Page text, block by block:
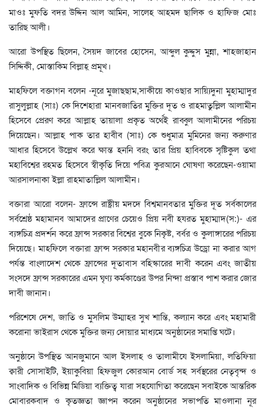
মাওঃ মুফতি বদর উদ্দিন আল আমিন, সালেহ আহমদ ছালিক ও হাফিজ মোঃ
তারিছ আলী।
আরো উপস্থিত ছিলেন, সৈয়দ জাবের হোসেন, আব্দুল কুদ্দুস মুন্না, শাহজাহান
সিদ্দিকী, মোস্তাকিম বিল্লাহ্ প্রমূখ।
মাহফিলে বক্তাগন বলেন -নূরে মুজাছছাম,সাকীয়ে কাওছার সায়্যিদুনা মুহাম্মাদুর
রাসুলুল্লাহ (সাঃ) কে দিশেহারা মানবজাতির মুক্তির দূত ও রাহমাতুল্লিল আলামীন
হিসেবে প্রেরণ করে আল্লাহ তায়ালা প্রকৃত অর্থেই রাব্বুল আলামীনের পরিচয়
দিয়েছেন। আল্লাহ পাক তার হাবীব (সাঃ) কে শুধুমাত্র মুমিনের জন্য করুণার
আধার হিসেবে উল্লেখ করে ক্ষান্ত হননি বরং তার প্রিয় হাবিবকে সৃষ্টিকুল তথা
মহাবিশ্বের রহমত হিসেবে স্বীকৃতি দিয়ে পবিত্র কুরআনে ঘোষণা করেছেন-ওয়ামা
আরসালনাকা ইল্লা রাহমাতাল্লিল আলামীন।
বক্তারা আরো বলেন- ফ্রান্সে রাষ্ট্রীয় মদদে বিশ্বমানবতার মুক্তির দূত সর্বকালের
সর্বশ্রেষ্ঠ মহামানব আমাদের প্রাণের চেয়েও প্রিয় নবী হযরত মুহাম্মাদ(স:)- এর
ব্যঙ্গচিত্র প্রদর্শন করে ফ্রান্স সরকার বিশ্বের বুকে নিকৃষ্ট, বর্বর ও কুলাঙ্গারের পরিচয়
দিয়েছে। মাহফিলে বক্তারা ফ্রান্স সরকার মহানবীর ব্যঙ্গচিত্র উড্রো না করার আগ
পর্যন্ত বাংলাদেশ থেকে ফ্রান্সের দূতাবাস বহিস্কারের দাবী করেন এবং জাতীয়
সংসদে ফ্রান্স সরকারের এমন ঘৃণ্য কর্মকাণ্ডের উপর নিন্দা প্রস্তাব পাশ করার জোর
দাবী জানান।
পরিশেষে দেশ, জাতি ও মুসলিম উম্মাহর সুখ শান্তি, কল্যান করে এবং মহামারী
করোনা ভাইরাস থেকে মুক্তির জন্য দোয়ার মাধ্যমে অনুষ্ঠানের সমাপ্তি ঘটে।
অনুষ্ঠানে উপস্থিত আনজুমানে আল ইসলাহ ও তালামীযে ইসলামিয়া, লতিফিয়া
ক্বারী সোসাইটি, ইয়াকুবিয়া হিফজুল কোরআন বোর্ড সহ সর্বস্থরের নেতৃবৃন্দ ও
সাংবাদিক ও বিভিন্ন মিডিয়া ব্যক্তিত্ব যারা সহযোগিতা করেছেন সবাইকে আন্তরিক
মোবারকবাদ ও কৃতজ্ঞতা জ্ঞাপন করেন অনুষ্ঠানের সভাপতি মাওলানা নূর